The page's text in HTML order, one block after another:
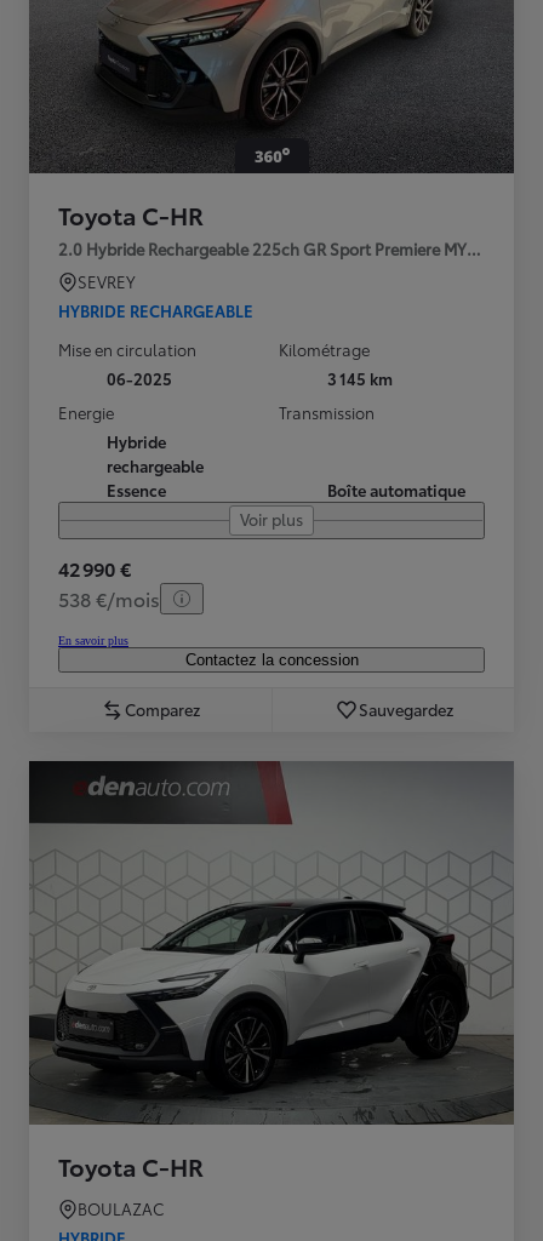
Toyota C-HR
2.0 Hybride Rechargeable 225ch GR Sport Premiere MY25
SEVREY
HYBRIDE RECHARGEABLE
Mise en circulation
06-2025
Kilométrage
3 145 km
Energie
Hybride
rechargeable
Essence
Transmission
Boîte automatique
Voir plus
42 990 €
538 €/mois
En savoir plus
Contactez la concession
Comparez Sauvegardez
Toyota C-HR
BOULAZAC